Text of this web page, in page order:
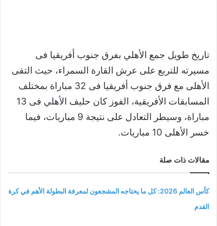
تاريخ طويل جمع الأهلي بفرق جنوب أفريقيا فى
مسيرته للتربع على عرش القارة السمراء، حيث التقى
الأهلى مع فرق جنوب أفريقيا فى 32 مباراة بمختلف
المسابقات الأفريقية، الفوز كان حليف الأهلي فى 13
مباراة، وسيطر التعادل على نتيجة 9 مباريات، فيما
خسر الأهلى 10 مباريات
.
مقالات ذات صلة
كأس العالم 2026: كل ما يحتاجه المشجعون لمعرفة البطولة الأهم في كرة
القدم